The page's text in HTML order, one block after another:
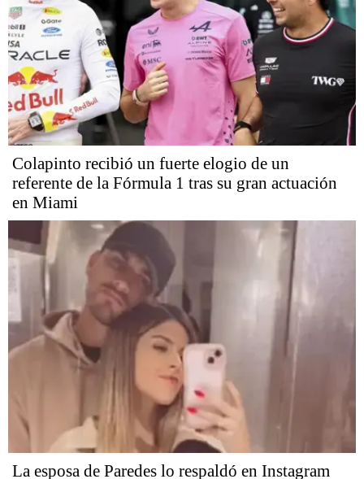
Colapinto recibió un fuerte elogio de un
referente de la Fórmula 1 tras su gran actuación
en Miami
La esposa de Paredes lo respaldó en Instagram